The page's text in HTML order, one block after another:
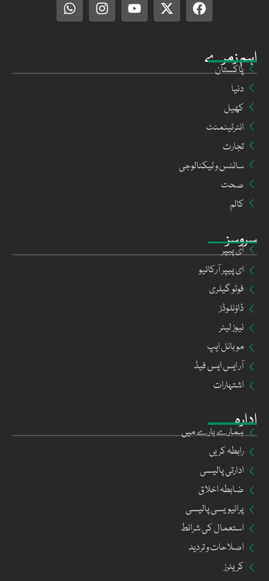
ادارہ
ہمارے بارے میں
رابطہ کریں
ادارتی پالیسی
ضابطہ اخلاق
پرائیویسی پالیسی
استعمال کی شرائط
اصلاحات و تردید
کریئرز
سروسز
ای پیپر
ای پیپر آرکائیو
فوٹو گیلری
ڈاؤنلوڈز
نیوز لیٹر
موبائل ایپ
آر ایس ایس فیڈ
اشتہارات
اہم زمرے
پاکستان
دنیا
کھیل
انٹرٹینمنٹ
تجارت
سائنس و ٹیکنالوجی
صحت
کالم